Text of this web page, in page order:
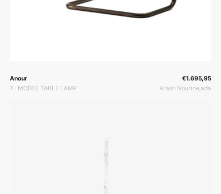
Prodavač:
Anour
T- MODEL TABLE LAMP
Prodavač:€1.695,95
Arash Nourinejada